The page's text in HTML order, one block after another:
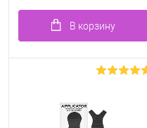
В корзину